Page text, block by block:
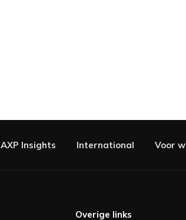
AXP Insights International Voor
Overige links